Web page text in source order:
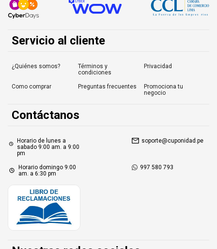
Servicio al cliente
¿Quiénes somos?
Términos y
condiciones
Privacidad
Como comprar Preguntas frecuentes
Promociona tu
negocio
Contáctanos
Horario de lunes a
sabado 9:00 am. a 9:00
pm
soporte@cuponidad.pe
Horario domingo 9:00
am. a 6:30 pm
997 580 793